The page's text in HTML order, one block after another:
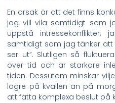
En orsak är att det finns
jag vill vila samtidigt som
uppstå
samtidigt som jag tänker
ser ut”. Slutligen så
över tid och är starkare
tiden. Dessutom minskar
lägre på kvällen än på
att fatta komplexa beslut på